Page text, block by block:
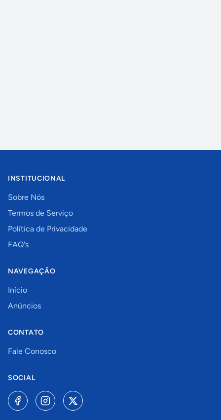
INSTITUCIONAL
Sobre Nós
Termos de Serviço
Política de Privacidade
FAQ's
NAVEGAÇÃO
Início
Anúncios
CONTATO
Fale Conosco
SOCIAL